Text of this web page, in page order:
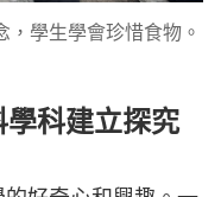
學生學會珍惜食物。
科建立探究